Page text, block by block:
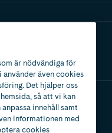
är nödvändiga för
använder även cookies
Det hjälper oss
så att vi kan
innehåll samt
informationen med
cookies